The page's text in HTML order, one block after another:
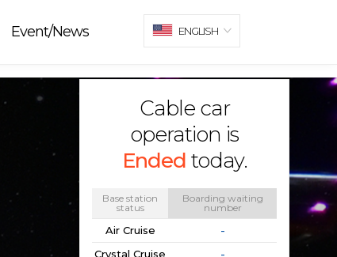
Cable car
operation is
Ended today.
Base station
status
Boarding waiting
number
Air Cruise
-
Crystal Cruise
-
Event/News ENGLISH